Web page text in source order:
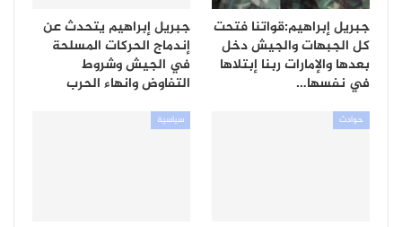
جبريل إبراهيم:قواتنا فتحت
كل الجبهات والجيش دخل
بعدها والإمارات ربنا إبتلاها
في نفسها…
جبريل إبراهيم يتحدث عن
إندماج الحركات المسلحة
في الجيش وشروط
التفاوض وانهاء الحرب
حوادث سياسية